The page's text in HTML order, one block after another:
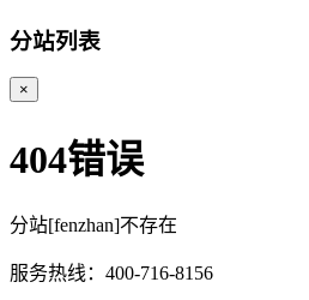
分站列表
×
404错误
分站[fenzhan]不存在
服务热线：400-716-8156